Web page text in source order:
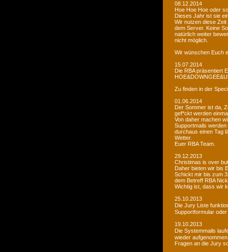
08.12.2014
Hoe Hoe Hoe oder
Dieses Jahr ist sie
Wir nutzen diese
dem Server. Keine
natürlich weiter
nicht möglich.
Wir wünschen Euch
15.07.2014
Die RBA präsentiert
Zu finden in der
01.06.2014
Der Sommer ist da,
gef*ckt werden
Von daher machen
Supportmails
durchaus einen Tag
Wetter.
Euer RBA Team.
29.12.2013
Christimas is over
Daher bieten wir bis
Schickt mir bis zum
dem Betreff RBA
Wichtig ist, dass wir
25.10.2013
Die Jury Liste
Supportformular
19.10.2013
Die Systemmails
wieder
Fragen an die Jury